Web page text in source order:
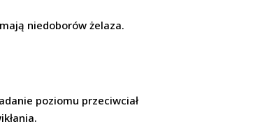
niedoborów żelaza.
poziomu przeciwciał